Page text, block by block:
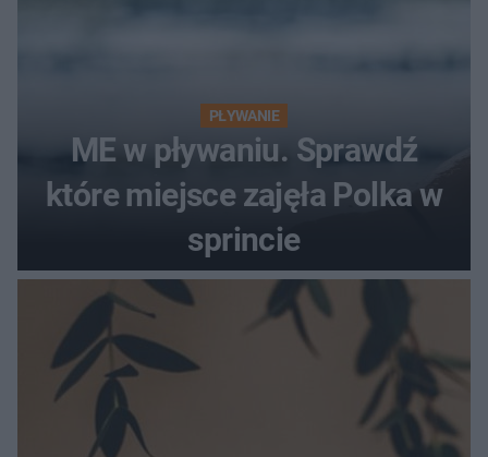
PŁYWANIE
ME w pływaniu. Sprawdź
które miejsce zajęła Polka w
sprincie